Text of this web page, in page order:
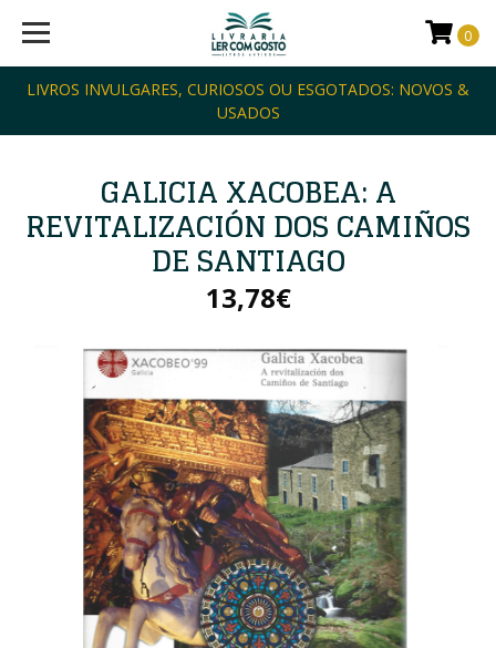
LIVROS INVULGARES, CURIOSOS OU ESGOTADOS: NOVOS &
USADOS
0
GALICIA XACOBEA: A
REVITALIZACIÓN DOS CAMIÑOS
DE SANTIAGO
13,78€